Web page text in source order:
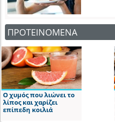
ΠΡΟΤΕΙΝΟΜΕΝΑ
Ο χυμός που λιώνει το
λίπος και χαρίζει
επίπεδη κοιλιά